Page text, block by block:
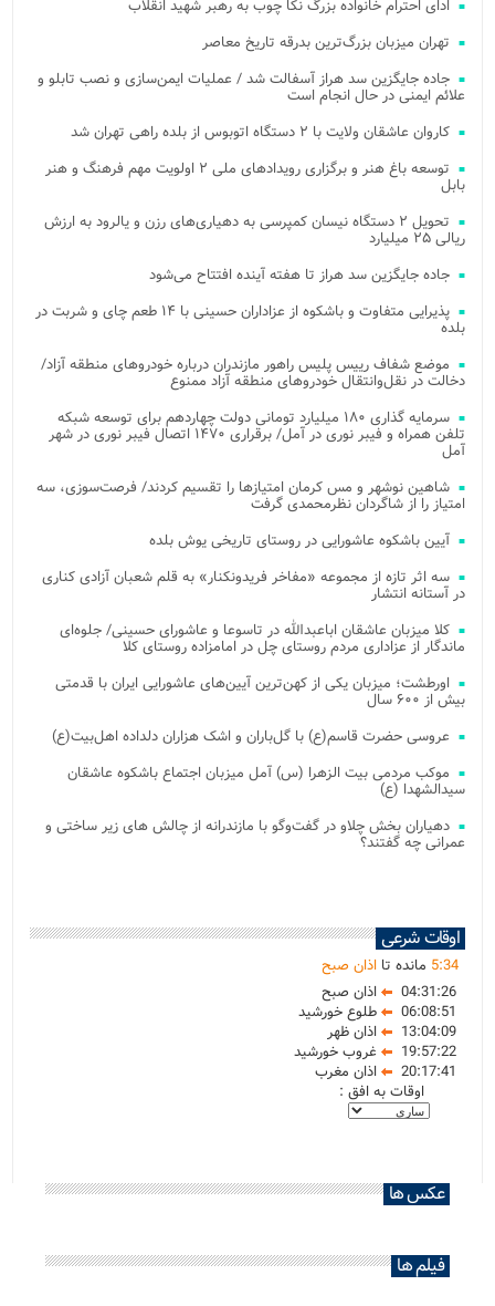
ادای احترام خانواده بزرگ نکا چوب به رهبر شهید انقلاب
تهران میزبان بزرگ‌ترین بدرقه تاریخ معاصر
جاده جایگزین سد هراز آسفالت شد / عملیات ایمن‌سازی و نصب تابلو و
علائم ایمنی در حال انجام است
کاروان عاشقان ولایت با ۲ دستگاه اتوبوس از بلده راهی تهران شد
توسعه باغ هنر و برگزاری رویدادهای ملی ۲ اولویت مهم فرهنگ و هنر
بابل
تحویل ۲ دستگاه نیسان کمپرسی به دهیاری‌های رزن و یالرود به ارزش
ریالی ۲۵ میلیارد
جاده جایگزین سد هراز تا هفته آینده افتتاح می‌شود
پذیرایی متفاوت و باشکوه از عزاداران حسینی با ۱۴ طعم چای و شربت در
بلده
موضع شفاف رییس پلیس راهور مازندران درباره خودروهای منطقه آزاد/
دخالت در نقل‌وانتقال خودروهای منطقه آزاد ممنوع
سرمایه گذاری ۱۸۰ میلیارد تومانی دولت چهاردهم برای توسعه شبکه
تلفن همراه و فیبر نوری در آمل/ برقراری ۱۴۷۰ اتصال فیبر نوری در شهر
آمل
شاهین نوشهر و مس کرمان امتیازها را تقسیم کردند/ فرصت‌سوزی، سه
امتیاز را از شاگردان نظرمحمدی گرفت
آیین باشکوه عاشورایی در روستای تاریخی یوش بلده
سه اثر تازه از مجموعه «مفاخر فریدونکنار» به قلم شعبان آزادی کناری
در آستانه انتشار
کلا میزبان عاشقان اباعبدالله در تاسوعا و عاشورای حسینی/ جلوه‌ای
ماندگار از عزاداری مردم روستای چل در امامزاده روستای کلا
اورطشت؛ میزبان یکی از کهن‌ترین آیین‌های عاشورایی ایران با قدمتی
بیش از ۶۰۰ سال
عروسی حضرت قاسم(ع) با گل‌باران و اشک هزاران دلداده اهل‌بیت(ع)
موکب مردمی بیت‌ الزهرا (س) آمل میزبان اجتماع باشکوه عاشقان
سیدالشهدا (ع)
دهیاران بخش چلاو در گفت‌وگو با مازندرانه از چالش های زیر ساختی و
عمرانی چه گفتند؟
اوقات شرعی
5:34 مانده تا اذان صبح
04:31:26
اذان صبح
06:08:51
طلوع خورشید
13:04:09
اذان ظهر
19:57:22
غروب خورشید
20:17:41
اذان مغرب
اوقات به افق :
عکس ها
فیلم ها